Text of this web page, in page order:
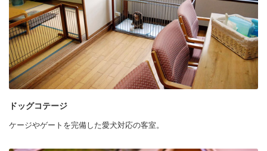
ドッグコテージ
ケージやゲートを完備した愛犬対応の客室。